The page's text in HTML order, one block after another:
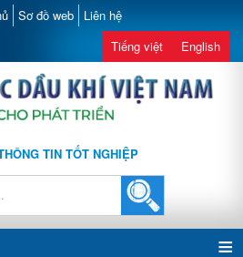
Sơ đồ web Liên hệ
Tiếng việt English
TIN TỐT NGHIỆP